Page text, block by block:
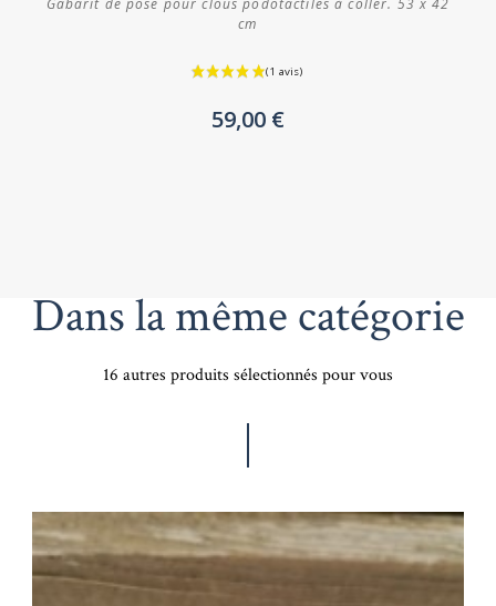
cm
59,00 €
Dans la même catégorie
16 autres produits sélectionnés pour vous